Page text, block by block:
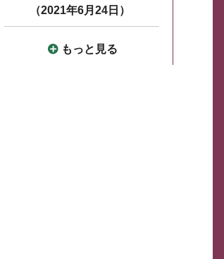
（2021年6月24日）
もっと見る